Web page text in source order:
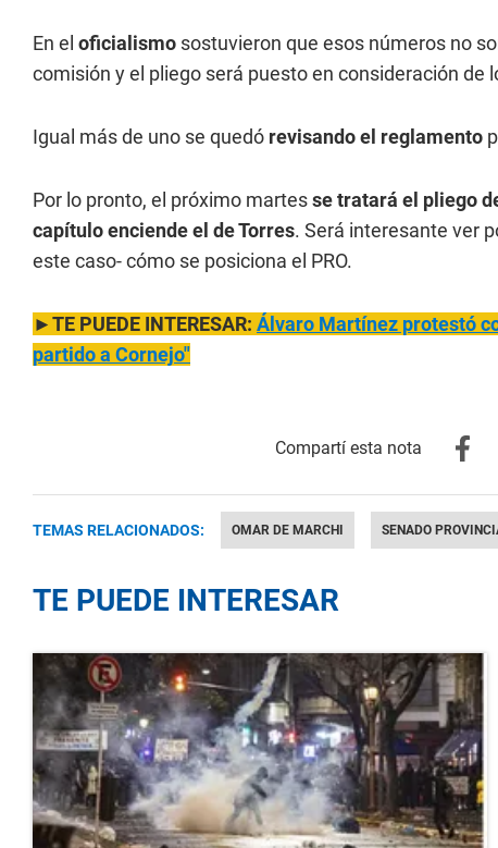
En el oficialismo sostuvieron que esos números no
comisión y el pliego será puesto en consideración de
Igual más de uno se quedó revisando el reglamento
Por lo pronto, el próximo martesse tratará el pliego
capítulo enciende el de Torres. Será interesante ver
este caso- cómo se posiciona el PRO.
►TE PUEDE INTERESAR: Álvaro Martínez protestó
partido a Cornejo"
TEMAS RELACIONADOS: OMAR DE MARCHI SENADO
TE PUEDE INTERESAR